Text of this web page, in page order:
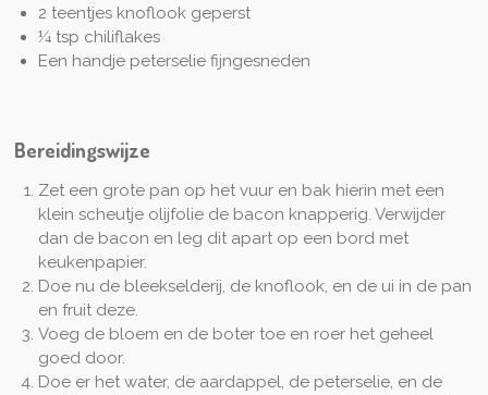
2 teentjes knoflook geperst
¼ tsp chiliflakes
Een handje peterselie fijngesneden
Bereidingswijze
Zet een grote pan op het vuur en bak hierin met een
klein scheutje olijfolie de bacon knapperig. Verwijder
dan de bacon en leg dit apart op een bord met
keukenpapier.
Doe nu de bleekselderij, de knoflook, en de ui in de pan
en fruit deze.
Voeg de bloem en de boter toe en roer het geheel
goed door.
Doe er het water, de aardappel, de peterselie, en de